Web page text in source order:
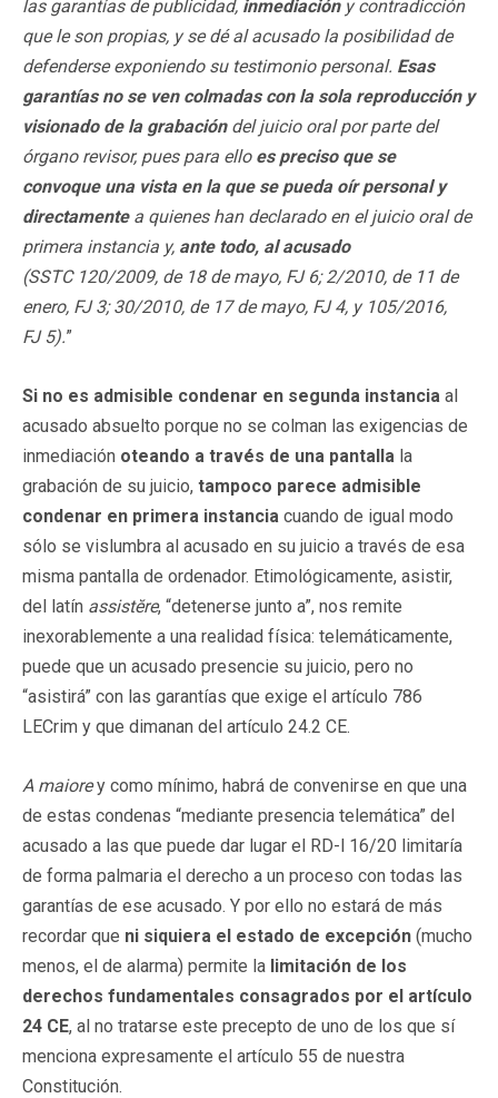
las garantías de publicidad, inmediacióny contradicción
que le son propias, y se dé al acusado la posibilidad de
defenderse exponiendo su testimonio personal. Esas
garantías no se ven colmadas con la sola reproducción y
visionado de la grabacióndel juicio oral por parte del
órgano revisor, pues para ello es preciso que se
convoque una vista en la que se pueda oír personal y
directamentea quienes han declarado en el juicio oral de
primera instancia y, ante todo, al acusado
(SSTC 120/2009, de 18 de mayo, FJ 6; 2/2010, de 11 de
enero, FJ 3; 30/2010, de 17 de mayo, FJ 4, y 105/2016,
FJ 5).”
Si no es admisible condenar en segunda instancia al
acusado absuelto porque no se colman las exigencias de
inmediación oteando a través de una pantalla la
grabación de su juicio, tampoco parece admisible
condenar en primera instancia cuando de igual modo
sólo se vislumbra al acusado en su juicio a través de esa
misma pantalla de ordenador. Etimológicamente, asistir,
del latín assistĕre, “detenerse junto a”, nos remite
inexorablemente a una realidad física: telemáticamente,
puede que un acusado presencie su juicio, pero no
“asistirá” con las garantías que exige el artículo 786
LECrim y que dimanan del artículo 24.2 CE.
A maiorey como mínimo, habrá de convenirse en que una
de estas condenas “mediante presencia telemática” del
acusado a las que puede dar lugar el RD-l 16/20 limitaría
de forma palmaria el derecho a un proceso con todas las
garantías de ese acusado. Y por ello no estará de más
recordar que ni siquiera el estado de excepción (mucho
menos, el de alarma) permite la limitación de los
derechos fundamentales consagrados por el artículo
24 CE, al no tratarse este precepto de uno de los que sí
menciona expresamente el artículo 55 de nuestra
Constitución.